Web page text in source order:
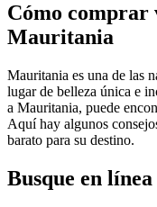
Cómo comprar
Mauritania
Mauritania es una de las
lugar de belleza única e
a Mauritania, puede
Aquí hay algunos
barato para su destino.
Busque en línea